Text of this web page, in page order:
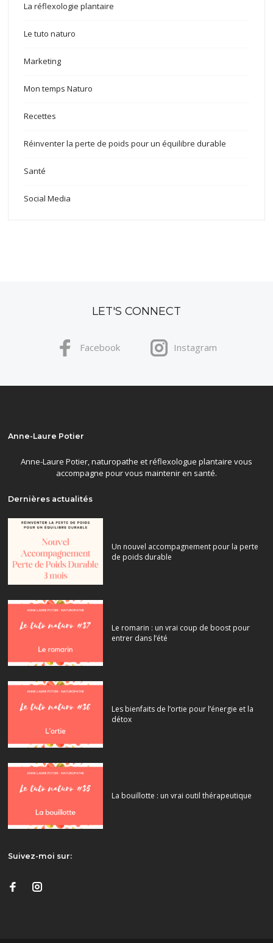
La réflexologie plantaire
Le tuto naturo
Marketing
Mon temps Naturo
Recettes
Réinventer la perte de poids pour un équilibre durable
Santé
Social Media
LET'S CONNECT
Facebook Instagram
Anne-Laure Potier
Anne-Laure Potier, naturopathe et réflexologue plantaire vous
accompagne pour vous maintenir en santé.
Dernières actualités
Un nouvel accompagnement pour la perte
de poids durable
Le romarin : un vrai coup de boost pour
entrer dans l’été
Les bienfaits de l’ortie pour l’énergie et la
détox
La bouillotte : un vrai outil thérapeutique
Suivez-moi sur: